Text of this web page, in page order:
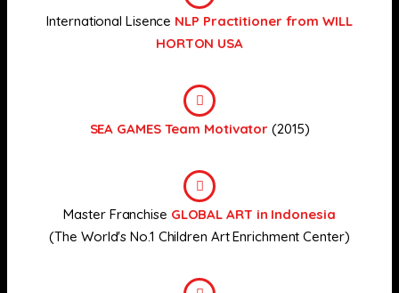
International Lisence NLP Practitioner from WILL
HORTON USA
SEA GAMES Team Motivator (2015)
Master Franchise GLOBAL ART in Indonesia
(The World's No.1 Children Art Enrichment Center)